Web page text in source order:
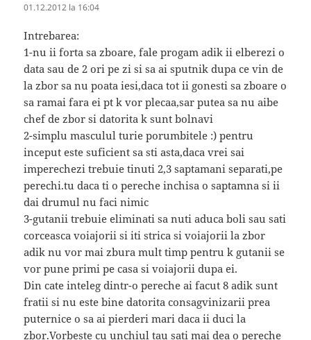
01.12.2012 la 16:04
Intrebarea:
1-nu ii forta sa zboare, fale progam adik ii elberezi o
data sau de 2 ori pe zi si sa ai sputnik dupa ce vin de
la zbor sa nu poata iesi,daca tot ii gonesti sa zboare o
sa ramai fara ei pt k vor plecaa,sar putea sa nu aibe
chef de zbor si datorita k sunt bolnavi
2-simplu masculul turie porumbitele :) pentru
inceput este suficient sa sti asta,daca vrei sai
imperechezi trebuie tinuti 2,3 saptamani separati,pe
perechi.tu daca ti o pereche inchisa o saptamna si ii
dai drumul nu faci nimic
3-gutanii trebuie eliminati sa nuti aduca boli sau sati
corceasca voiajorii si iti strica si voiajorii la zbor
adik nu vor mai zbura mult timp pentru k gutanii se
vor pune primi pe casa si voiajorii dupa ei.
Din cate inteleg dintr-o pereche ai facut 8 adik sunt
fratii si nu este bine datorita consagvinizarii prea
puternice o sa ai pierderi mari daca ii duci la
zbor.Vorbeste cu unchiul tau sati mai dea o pereche